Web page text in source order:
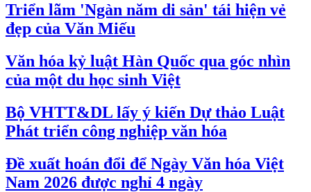
Triển lãm 'Ngàn năm di sản' tái hiện vẻ
đẹp của Văn Miếu
Văn hóa kỷ luật Hàn Quốc qua góc nhìn
của một du học sinh Việt
Bộ VHTT&DL lấy ý kiến Dự thảo Luật
Phát triển công nghiệp văn hóa
Đề xuất hoán đổi để Ngày Văn hóa Việt
Nam 2026 được nghỉ 4 ngày